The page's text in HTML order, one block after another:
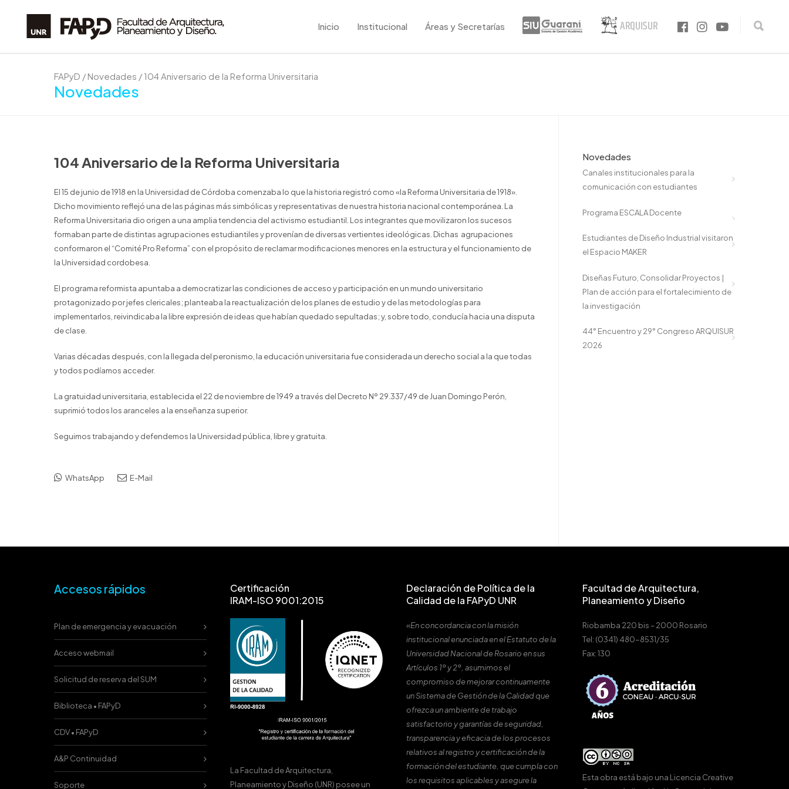
Inicio Institucional Áreas y Secretarías
FAPyD / Novedades /104 Aniversario de la Reforma Universitaria
Novedades
104 Aniversario de la Reforma Universitaria
El 15 de junio de 1918 en la Universidad de Córdoba comenzaba lo que la historia registró como «la Reforma Universitaria de 1918».
Dicho movimiento reflejó una de las páginas más simbólicas y representativas de nuestra historia nacional contemporánea. La
Reforma Universitaria dio origen a una amplia tendencia del activismo estudiantil. Los integrantes que movilizaron los sucesos
formaban parte de distintas agrupaciones estudiantiles y provenían de diversas vertientes ideológicas. Dichas agrupaciones
conformaron el “Comité Pro Reforma” con el propósito de reclamar modificaciones menores en la estructura y el funcionamiento de
la Universidad cordobesa.
El programa reformista apuntaba a democratizar las condiciones de acceso y participación en un mundo universitario
protagonizado por jefes clericales; planteaba la reactualización de los planes de estudio y de las metodologías para
implementarlos, reivindicaba la libre expresión de ideas que habían quedado sepultadas; y, sobre todo, conducía hacia una disputa
de clase.
Varias décadas después, con la llegada del peronismo, la educación universitaria fue considerada un derecho social a la que todas
y todos podíamos acceder.
La gratuidad universitaria, establecida el 22 de noviembre de 1949 a través del Decreto Nº 29.337/49 de Juan Domingo Perón,
suprimió todos los aranceles a la enseñanza superior.
Seguimos trabajando y defendemos la Universidad pública, libre y gratuita.
WhatsApp E-Mail
Novedades
Canales institucionales para la
comunicación con estudiantes
Programa ESCALA Docente
Estudiantes de Diseño Industrial visitaron
el Espacio MAKER
Diseñas Futuro, Consolidar Proyectos |
Plan de acción para el fortalecimiento de
la investigación
44° Encuentro y 29° Congreso ARQUISUR
2026
Accesos rápidos
Plan de emergencia y evacuación
Acceso webmail
Solicitud de reserva del SUM
Biblioteca • FAPyD
CDV • FAPyD
A&P Continuidad
Soporte
Certificación
IRAM-ISO 9001:2015
La Facultad de Arquitectura,
Planeamiento y Diseño (UNR) posee un
Declaración de Política de la
Calidad de la FAPyD UNR
«En concordancia con la misión
institucional enunciada en el Estatuto de la
Universidad Nacional de Rosario en sus
Artículos 1º y 2º, asumimos el
compromiso de mejorar continuamente
un Sistema de Gestión de la Calidad que
ofrezca un ambiente de trabajo
satisfactorio y garantías de seguridad,
transparencia y eficacia de los procesos
relativos al registro y certificación de la
formación del estudiante, que cumpla con
los requisitos aplicables y asegure la
Facultad de Arquitectura,
Planeamiento y Diseño
Riobamba 220 bis – 2000 Rosario
Tel: (0341) 480-8531/35
Fax: 130
Esta obra está bajo una Licencia Creative